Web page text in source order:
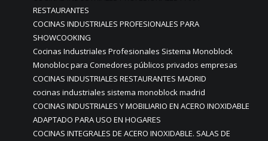
RESTAURANTES
COCINAS INDUSTRIALES PROFESIONALES PARA
SHOWCOOKING
Cocinas Industriales Profesionales Sistema Monoblock
Monobloc para Comedores públicos privados empresas
COCINAS INDUSTRIALES RESTAURANTES MADRID
cocinas industriales sistema monoblock madrid
COCINAS INDUSTRIALES Y MOBILIARIO EN ACERO INOXIDABLE
ADAPTADO PARA USO EN HOGARES
COCINAS INTEGRALES DE ACERO INOXIDABLE. SALAS DE